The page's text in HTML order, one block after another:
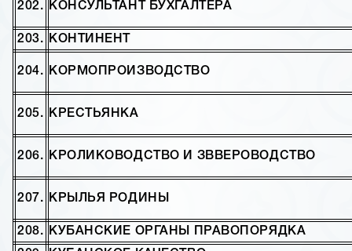
202. КОНСУЛЬТАНТ БУХГАЛТЕРА
203. КОНТИНЕНТ
204. КОРМОПРОИЗВОДСТВО
205. КРЕСТЬЯНКА
206. КРОЛИКОВОДСТВО И ЗВВЕРОВОДСТВО
207. КРЫЛЬЯ РОДИНЫ
208. КУБАНСКИЕ ОРГАНЫ ПРАВОПОРЯДКА